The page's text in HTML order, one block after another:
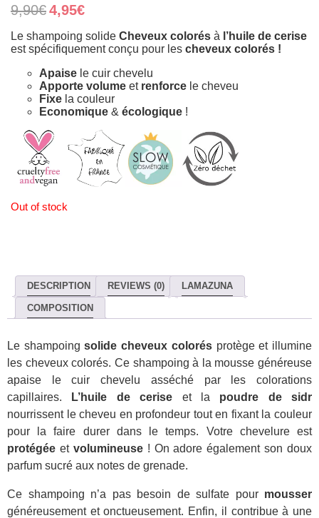
9,90€ Original
price
was:
9,90€.
4,95€Current
is:
4,95€.
Le shampoing solide Cheveux colorés à l’huile de cerise
est spécifiquement conçu pour les cheveux colorés !
Apaise le cuir chevelu
Apporte volume et renforce le cheveu
Fixe la couleur
Economique & écologique !
Out of stock
DESCRIPTION REVIEWS (0) LAMAZUNA
COMPOSITION
Le shampoingsolide cheveux colorés protège et illumine
les cheveux colorés. Ce shampoing à la mousse généreuse
apaise le cuir chevelu asséché par les colorations
capillaires.
L’huile de cerise et la poudre de sidr
nourrissent le cheveu en profondeur tout en fixant la couleur
pour la faire durer dans le temps. Votre chevelure est
protégée et volumineuse! On adore également son doux
parfum sucré aux notes de grenade.
Ce shampoing n’a pas besoin de sulfate pour mousser
généreusement et onctueusement. Enfin, il contribue à une